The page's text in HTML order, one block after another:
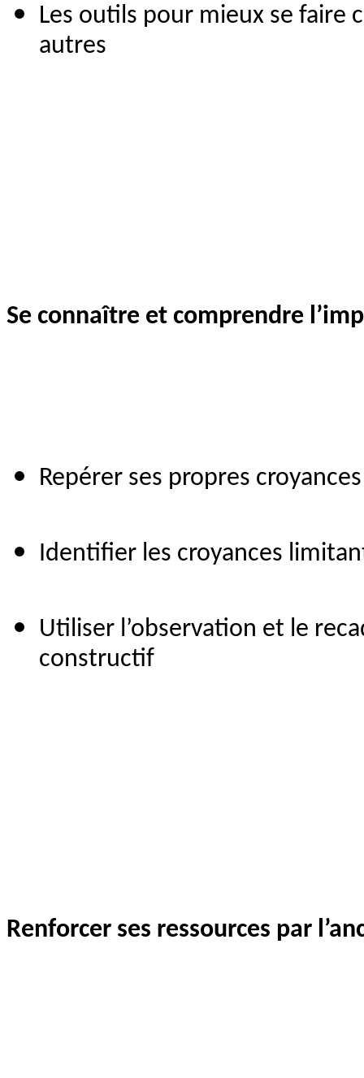
Les outils pour mieux se faire
autres
Se connaître et comprendre
Repérer ses propres
Identifier les croyances
Utiliser l’observation et le
constructif
Renforcer ses ressources par